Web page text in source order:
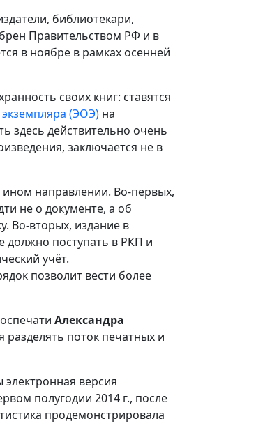
библиотекари,
Правительством РФ и в
в ноябре в рамках осенней
своих книг: ставятся
(ЭОЭ) на
здесь действительно очень
заключается не в
направлении. Во-первых,
не о документе, а об
Во-вторых, издание в
должно поступать в РКП и
учёт.
позволит вести более
Александра
поток печатных и
версия
полугодии 2014 г., после
продемонстрировала